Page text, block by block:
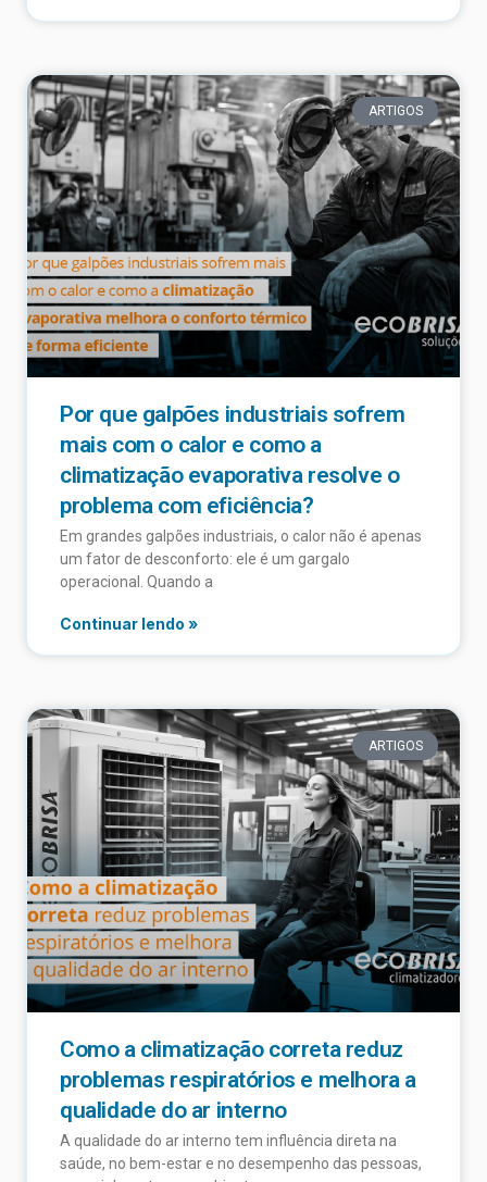
ARTIGOS
Por que galpões industriais sofrem
mais com o calor e como a
climatização evaporativa resolve o
problema com eficiência?
Em grandes galpões industriais, o calor não é apenas
um fator de desconforto: ele é um gargalo
operacional. Quando a
Continuar lendo »
ARTIGOS
Como a climatização correta reduz
problemas respiratórios e melhora a
qualidade do ar interno
A qualidade do ar interno tem influência direta na
saúde, no bem-estar e no desempenho das pessoas,